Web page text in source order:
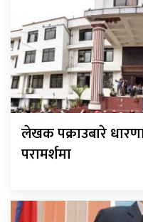
लेखक पक्राउबारे
परामर्शमा